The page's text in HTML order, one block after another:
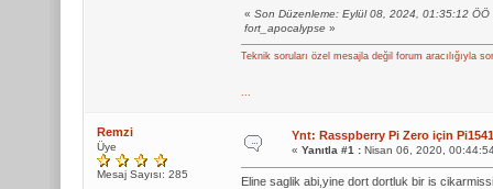
« Son Düzenleme: Eylül 08, 2024, 01:35:12 ÖÖ
fort_apocalypse »
Teknik soruları özel mesajla değil forum aracılığıyla
...
Remzi
Üye
Mesaj Sayısı: 285
Ynt: Rasspberry Pi Zero için
« Yanıtla #1 :Nisan 06, 2020,
Eline saglik abi,yine dort dortluk bir is